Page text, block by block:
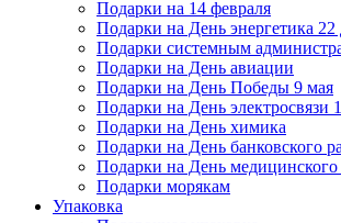
Подарки на 14 февраля
Подарки на День энергетика 22
Подарки системным
Подарки на День авиации
Подарки на День Победы 9 мая
Подарки на День электросвязи
Подарки на День химика
Подарки на День банковского
Подарки на День медицинского
Подарки морякам
Упаковка